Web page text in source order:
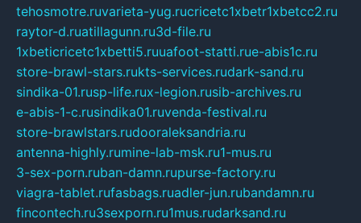
tehosmotre.ruvarieta-yug.rucricetc1xbetr1xbetcc2.ru
raytor-d.ruatillagunn.ru3d-file.ru
1xbeticricetc1xbetti5.ruuafoot-statti.rue-abis1c.ru
store-brawl-stars.rukts-services.rudark-sand.ru
sindika-01.rusp-life.rux-legion.rusib-archives.ru
e-abis-1-c.rusindika01.ruvenda-festival.ru
store-brawlstars.rudooraleksandria.ru
antenna-highly.rumine-lab-msk.ru1-mus.ru
3-sex-porn.ruban-damn.rupurse-factory.ru
viagra-tablet.rufasbags.ruadler-jun.rubandamn.ru
fincontech.ru3sexporn.ru1mus.rudarksand.ru